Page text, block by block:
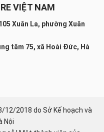
VIỆT NAM
Xuân La, phường Xuân
tâm 75, xã Hoài Đức, Hà
12/2018 do Sở Kế hoạch và
Nội